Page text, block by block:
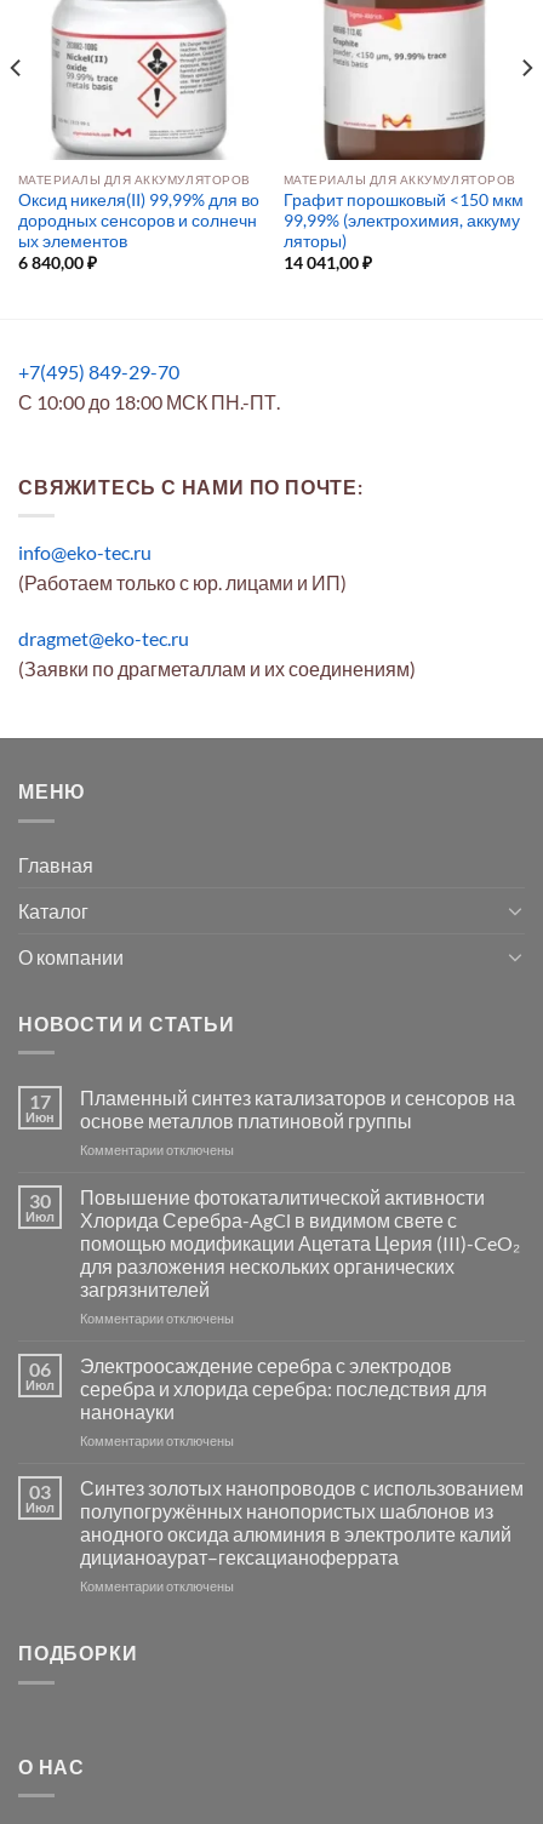
МАТЕРИАЛЫ ДЛЯ АККУМУЛЯТОРОВ
Оксид никеля(II) 99,99% для во
дородных сенсоров и солнечн
ых элементов
6 840,00₽
МАТЕРИАЛЫ ДЛЯ АККУМУЛЯТОРОВ
Графит порошковый <150 мкм
99,99% (электрохимия, аккуму
ляторы)
14 041,00₽
+7(495) 849-29-70
С 10:00 до 18:00 МСК ПН.-ПТ.
СВЯЖИТЕСЬ С НАМИ ПО ПОЧТЕ:
info@eko-tec.ru
(Работаем только с юр. лицами и ИП)
dragmet@eko-tec.ru
(Заявки по драгметаллам и их соединениям)
МЕНЮ
Главная
Каталог
О компании
НОВОСТИ И СТАТЬИ
17
Июн
Пламенный синтез катализаторов и сенсоров на
основе металлов платиновой группы
Комментариик
Пламенный
синтез
катализаторов
и
сенсоров
на
основе
группы
отключены
30
Июл
Повышение фотокаталитической активности
Хлорида Серебра-AgCl в видимом свете с
помощью модификации Ацетата Церия (III)-CeO₂
для разложения нескольких органических
загрязнителей
Комментариик
фотокаталитической
активности
Хлорида
Серебра-
в
видимом
свете
с
помощью
модификации
отключены
06
Июл
Электроосаждение серебра с электродов
серебра и хлорида серебра: последствия для
нанонауки
Комментариик
серебра
с
электродов
серебра
и
отключены
03
Июл
Синтез золотых нанопроводов с использованием
полупогружённых нанопористых шаблонов из
анодного оксида алюминия в электролите калий
дицианоаурат–гексацианоферрата
Комментариикотключены
ПОДБОРКИ
О НАС